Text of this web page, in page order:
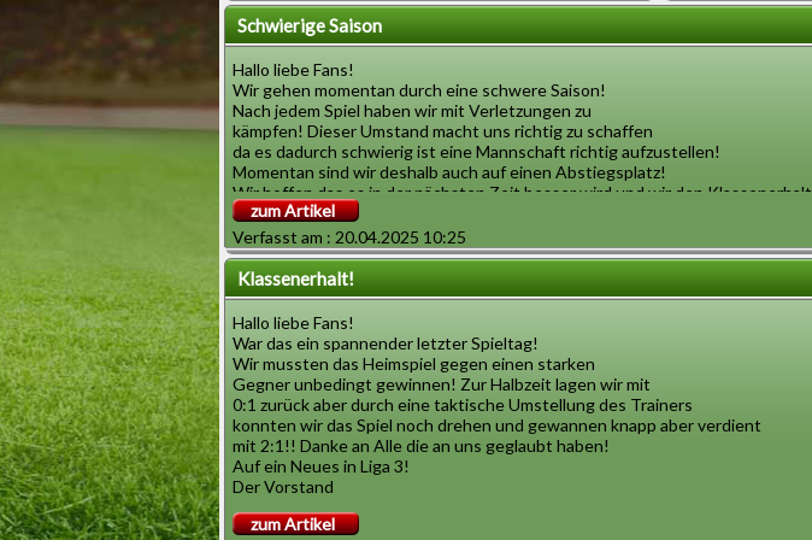
Schwierige Saison
Hallo liebe Fans!
Wir gehen momentan durch eine schwere Saison!
Nach jedem Spiel haben wir mit Verletzungen zu
kämpfen! Dieser Umstand macht uns richtig zu schaffen
da es dadurch schwierig ist eine Mannschaft richtig aufzustellen!
Momentan sind wir deshalb auch auf einen Abstiegsplatz!
Wir hoffen das es in der nächsten Zeit besser wird und wir den Klassenerhalt
noch schaffen!
Der Vorstand
zum Artikel
Verfasst am : 20.04.2025 10:25
Klassenerhalt!
Hallo liebe Fans!
War das ein spannender letzter Spieltag!
Wir mussten das Heimspiel gegen einen starken
Gegner unbedingt gewinnen! Zur Halbzeit lagen wir mit
0:1 zurück aber durch eine taktische Umstellung des Trainers
konnten wir das Spiel noch drehen und gewannen knapp aber verdient
mit 2:1!! Danke an Alle die an uns geglaubt haben!
Auf ein Neues in Liga 3!
Der Vorstand
zum Artikel